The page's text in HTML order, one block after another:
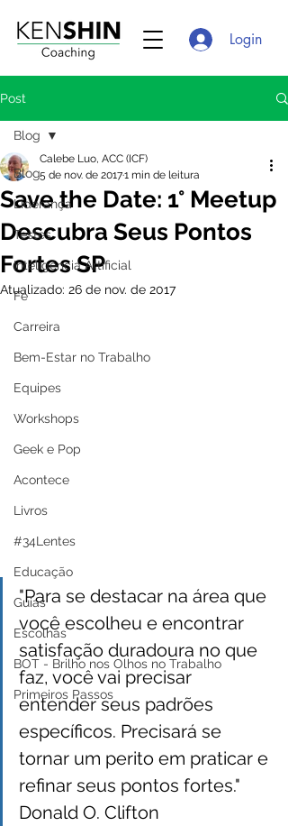
Login
Post
Blog
Liderança
Testes
Inteligência Artificial
Fé
Carreira
Bem-Estar no Trabalho
Equipes
Workshops
Geek e Pop
Acontece
Livros
#34Lentes
Educação
Guias
Escolhas
BOT - Brilho nos Olhos no Trabalho
Primeiros Passos
Blog
Save the Date: 1° Meetup
Descubra Seus Pontos
Fortes SP
Calebe Luo, ACC (ICF)
5 de nov. de 20171 min de leitura
Atualizado: 26 de nov. de 2017
"Para se destacar na área que
você escolheu e encontrar
satisfação duradoura no que
faz, você vai precisar
entender seus padrões
específicos. Precisará se
tornar um perito em praticar e
refinar seus pontos fortes."
Donald O. Clifton